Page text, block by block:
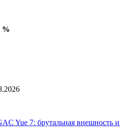
%
Yue 7: брутальная внешность